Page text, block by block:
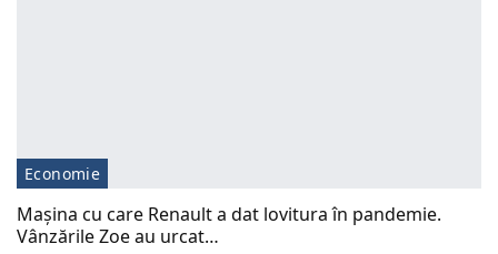
Economie
Mașina cu care Renault a dat lovitura în pandemie.
Vânzările Zoe au urcat…